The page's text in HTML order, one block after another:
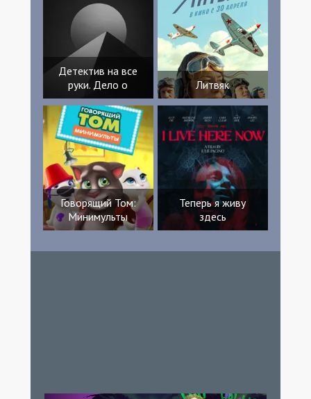
Детектив на все
руки. Дело о
Литвяк
Говорящий Том:
Минимульты
Теперь я живу
здесь